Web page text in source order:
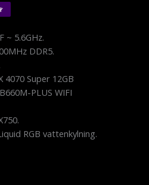
~ 5.6GHz.
DDR5.
4070 Super 12GB
PLUS WIFI
RGB vattenkylning.